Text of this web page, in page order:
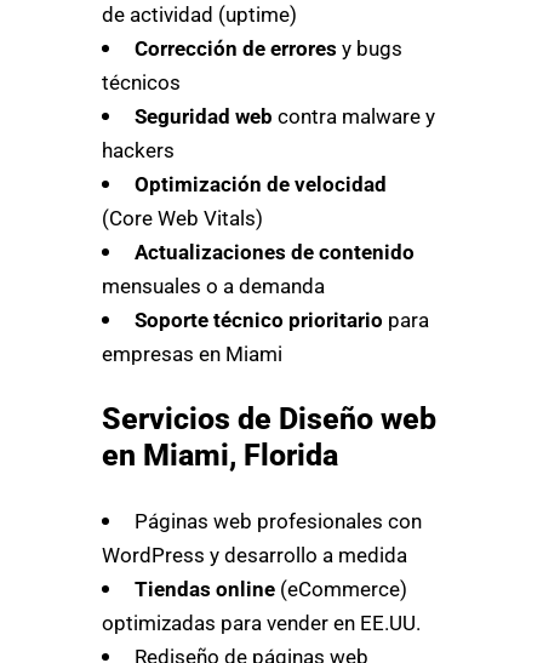
de actividad (uptime)
Corrección de errores y bugs
técnicos
Seguridad web contra malware y
hackers
Optimización de velocidad
(Core Web Vitals)
Actualizaciones de contenido
mensuales o a demanda
Soporte técnico prioritario para
empresas en Miami
Servicios de Diseño web
en Miami, Florida
Páginas web profesionales con
WordPress y desarrollo a medida
Tiendas online (eCommerce)
optimizadas para vender en EE.UU.
Rediseño de páginas web